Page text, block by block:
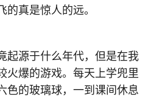
真是惊人的远。
起源于什么年代，但是在我
火爆的游戏。每天上学兜里
色的玻璃球，一到课间休息